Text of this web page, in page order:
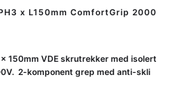
x L150mm ComfortGrip 2000
150mm VDE skrutrekker med isolert
2-komponent grep med anti-skli